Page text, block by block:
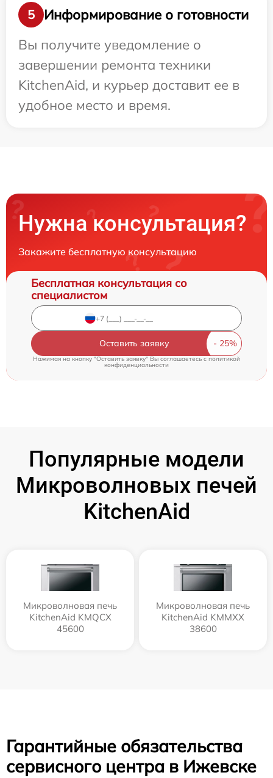
5
Информирование о готовности
Вы получите уведомление о
завершении ремонта техники
KitchenAid, и курьер доставит ее в
удобное место и время.
Нужна консультация?
Закажите бесплатную консультацию
Бесплатная консультация со
специалистом
Оставить заявку
Нажимая на кнопку "Оставить заявку" Вы соглашаетесь c политикой
конфиденциальности
Популярные модели
Микроволновых печей
KitchenAid
Микроволновая печь
KitchenAid KMQCX
45600
Микроволновая печь
KitchenAid KMMXX
38600
Гарантийные обязательства
сервисного центра в Ижевске